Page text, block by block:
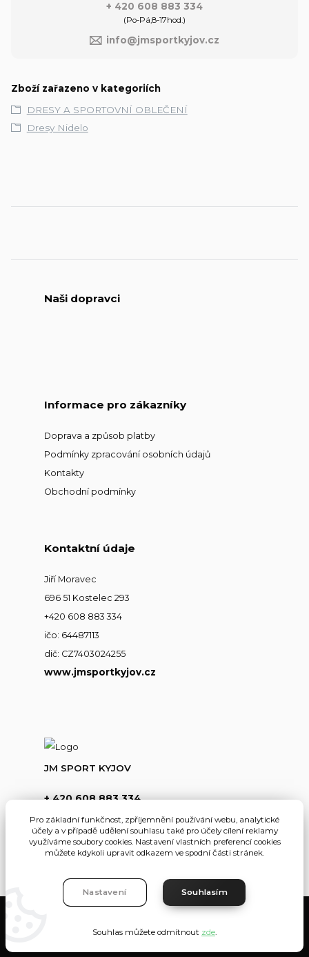
+ 420 608 883 334
(Po-Pá,8-17hod.)
info@jmsportkyjov.cz
Zboží zařazeno v kategoriích
DRESY A SPORTOVNÍ OBLEČENÍ
Dresy Nidelo
Naši dopravci
Informace pro zákazníky
Doprava a způsob platby
Podmínky zpracování osobních údajů
Kontakty
Obchodní podmínky
Kontaktní údaje
Jiří Moravec
696 51 Kostelec 293
+420 608 883 334
ičo: 64487113
dič: CZ7403024255
www.jmsportkyjov.cz
JM SPORT KYJOV
+ 420 608 883 334
info@jmsportkyjov.cz
Eshop-rychle.cz
Pro základní funkčnost, zpříjemnění používání webu, analytické
účely a v případě udělení souhlasu také pro účely cílení reklamy
využíváme soubory cookies. Nastavení vlastních preferencí cookies
můžete kdykoli upravit odkazem ve spodní části stránek.
Nastavení Souhlasím
Souhlas můžete odmítnout zde.